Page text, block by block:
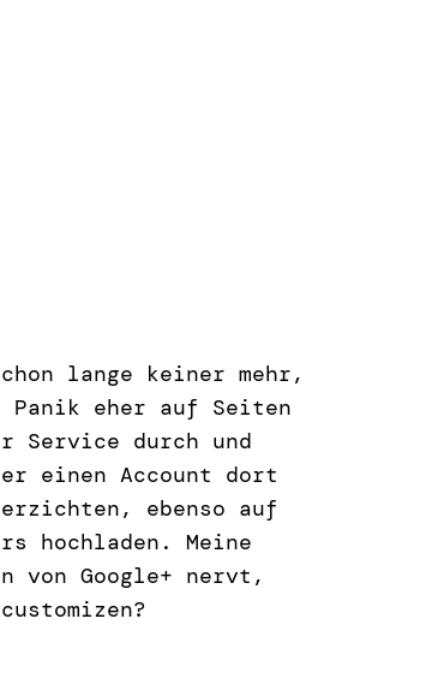
lange keiner mehr,
eher auf Seiten
durch und
einen Account dort
ebenso auf
hochladen. Meine
von Google+ nervt,